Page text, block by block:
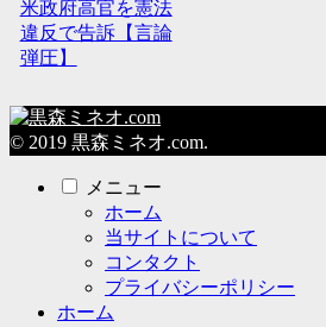
米政府高官を憲法
違反で告訴【言論
弾圧】
© 2019 黒森ミネオ.com.
メニュー
ホーム
当サイトについて
コンタクト
プライバシーポリシー
ホーム